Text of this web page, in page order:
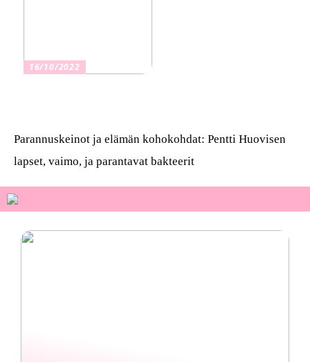
16/10/2022
Parannuskeinot ja elämän kohokohdat: Pentti Huovisen
lapset, vaimo, ja parantavat bakteerit